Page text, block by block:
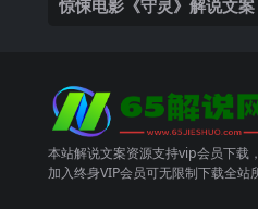
惊悚电影《守灵》解说文案
本站解说文案资源支持vip会员下载
加入终身VIP会员可无限制下载全站